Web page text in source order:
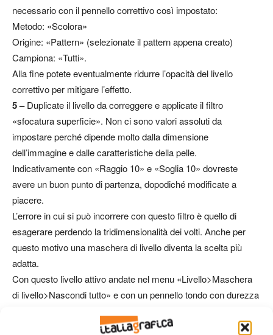
necessario con il pennello correttivo così impostato:
Metodo: «Scolora»
Origine: «Pattern» (selezionate il pattern appena creato)
Campiona: «Tutti».
Alla fine potete eventualmente ridurre l’opacità del livello
correttivo per mitigare l’effetto.
5 –Duplicate il livello da correggere e applicate il filtro
«sfocatura superficie». Non ci sono valori assoluti da
impostare perché dipende molto dalla dimensione
dell’immagine e dalle caratteristiche della pelle.
Indicativamente con «Raggio 10» e «Soglia 10» dovreste
avere un buon punto di partenza, dopodiché modificate a
piacere.
L’errore in cui si può incorrere con questo filtro è quello di
esagerare perdendo la tridimensionalità dei volti. Anche per
questo motivo una maschera di livello diventa la scelta più
adatta.
Con questo livello attivo andate nel menu «Livello>Maschera
di livello>Nascondi tutto» e con un pennello tondo con durezza
maschera che corrispondono alle aree della pelle filtrata che